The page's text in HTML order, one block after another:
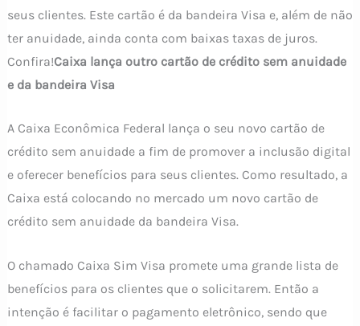
seus clientes. Este cartão é da bandeira Visa e, além de não
ter anuidade, ainda conta com baixas taxas de juros.
Confira!Caixa lança outro cartão de crédito sem anuidade
e da bandeira Visa
A Caixa Econômica Federal lança o seu novo cartão de
crédito sem anuidade a fim de promover a inclusão digital
e oferecer benefícios para seus clientes. Como resultado, a
Caixa está colocando no mercado um novo cartão de
crédito sem anuidade da bandeira Visa.
O chamado Caixa Sim Visa promete uma grande lista de
benefícios para os clientes que o solicitarem. Então a
intenção é facilitar o pagamento eletrônico, sendo que